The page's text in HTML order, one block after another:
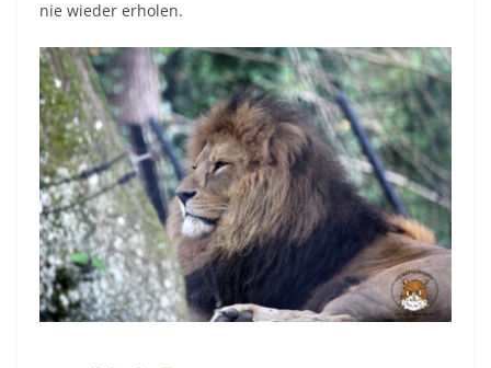
nie wieder erholen.